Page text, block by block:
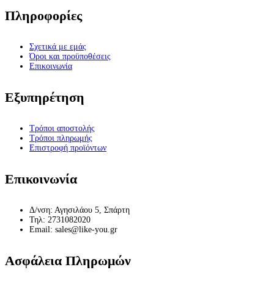
Πληροφορίες
Σχετικά με εμάς
Όροι και προϋποθέσεις
Επικοινωνία
Εξυπηρέτηση
Τρόποι αποστολής
Τρόποι πληρωμής
Επιστροφή προϊόντων
Επικοινωνία
Δ/νση: Αγησιλάου 5, Σπάρτη
Τηλ: 2731082020
Email: sales@like-you.gr
Ασφάλεια Πληρωμών